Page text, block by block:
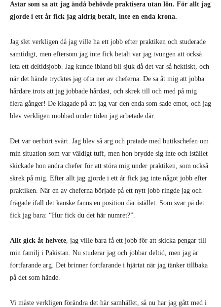
Astar som sa att jag ändå behövde praktisera utan lön. För allt jag
gjorde i ett år fick jag aldrig betalt, inte en enda krona.
Jag slet verkligen då jag ville ha ett jobb efter praktiken och studerade
samtidigt, men eftersom jag inte fick betalt var jag tvungen att också
leta ett deltidsjobb. Jag kunde ibland bli sjuk då det var så hektiskt, och
när det hände trycktes jag ofta ner av cheferna. De sa åt mig att jobba
hårdare trots att jag jobbade hårdast, och skrek till och med på mig
flera gånger! De klagade på att jag var den enda som sade emot, och jag
blev verkligen mobbad under tiden jag arbetade där.
Det var oerhört svårt. Jag blev så arg och pratade med butikschefen om
min situation som var väldigt tuff, men hon brydde sig inte och istället
skickade hon andra chefer för att störa mig under praktiken, som också
skrek på mig. Efter allt jag gjorde i ett år fick jag inte något jobb efter
praktiken. När en av cheferna började på ett nytt jobb ringde jag och
frågade ifall det kanske fanns en position där istället. Som svar på det
fick jag bara: “Hur fick du det här numret?”.
Allt gick åt helvete, jag ville bara få ett jobb för att skicka pengar till
min familj i Pakistan. Nu studerar jag och jobbar deltid, men jag är
fortfarande arg. Det brinner fortfarande i hjärtat när jag tänker tillbaka
på det som hände.
Vi måste verkligen förändra det här samhället, så nu har jag gått med i